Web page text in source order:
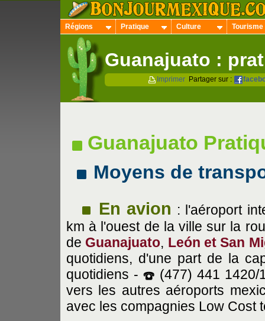
Régions Pratique Culture Tourisme
Guanajuato :
Imprimer Partager sur :
Guanajuato
Moyens de
En avion : l'aéroport
km à l'ouest de la ville sur la
de Guanajuato, León et San
quotidiens, d'une part de la
quotidiens -
(477) 441 1420/
vers les autres aéroports
avec les compagnies Low Cost